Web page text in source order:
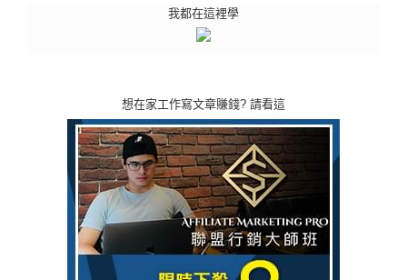
我都在這裡學
想在家工作寫文章賺錢? 請看這